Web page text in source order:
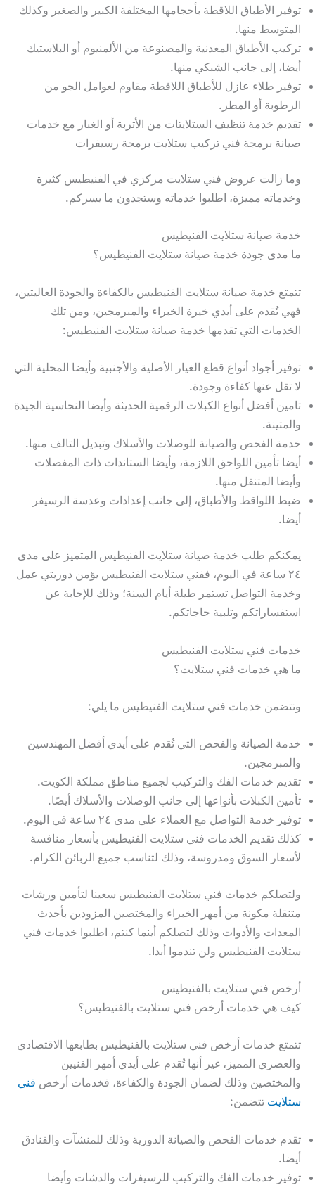
توفير الأطباق اللاقطة بأحجامها المختلفة الكبير والصغير وكذلك
المتوسط منها.
تركيب الأطباق المعدنية والمصنوعة من الألمنيوم أو البلاستيك
أيضا، إلى جانب الشبكي منها.
توفير طلاء عازل للأطباق اللاقطة مقاوم لعوامل الجو من
الرطوبة أو المطر.
تقديم خدمة تنظيف الستلايتات من الأتربة أو الغبار مع خدمات
صيانة برمجة فني تركيب ستلايت برمجة رسيفرات
وما زالت عروض فني ستلايت مركزي في الفنيطيس كثيرة
وخدماته مميزة، اطلبوا خدماته وستجدون ما يسركم.
خدمة صيانة ستلايت الفنيطيس
ما مدى جودة خدمة صيانة ستلايت الفنيطيس؟
تتمتع خدمة صيانة ستلايت الفنيطيس بالكفاءة والجودة العاليتين،
فهي تُقدم على أيدي خيرة الخبراء والمبرمجين، ومن تلك
الخدمات التي تقدمها خدمة صيانة ستلايت الفنيطيس:
توفير أجواد أنواع قطع الغيار الأصلية والأجنبية وأيضا المحلية التي
لا تقل عنها كفاءة وجودة.
تامين أفضل أنواع الكبلات الرقمية الحديثة وأيضا النحاسية الجيدة
والمتينة.
خدمة الفحص والصيانة للوصلات والأسلاك وتبديل التالف منها.
أيضا تأمين اللواحق اللازمة، وأيضا الستاندات ذات المفصلات
وأيضا المتنقل منها.
ضبط اللواقط والأطباق، إلى جانب إعدادات وعدسة الرسيفر
أيضا.
يمكنكم طلب خدمة صيانة ستلايت الفنيطيس المتميز على مدى
٢٤ ساعة في اليوم، ففني ستلايت الفنيطيس يؤمن دوريتي عمل
وخدمة التواصل تستمر طيلة أيام السنة؛ وذلك للإجابة عن
استفساراتكم وتلبية حاجاتكم.
خدمات فني ستلايت الفنيطيس
ما هي خدمات فني ستلايت؟
وتتضمن خدمات فني ستلايت الفنيطيس ما يلي:
خدمة الصيانة والفحص التي تُقدم على أيدي أفضل المهندسين
والمبرمجين.
تقديم خدمات الفك والتركيب لجميع مناطق مملكة الكويت.
تأمين الكبلات بأنواعها إلى جانب الوصلات والأسلاك أيضًا.
توفير خدمة التواصل مع العملاء على مدى ٢٤ ساعة في اليوم.
كذلك تقديم الخدمات فني ستلايت الفنيطيس بأسعار منافسة
لأسعار السوق ومدروسة، وذلك لتناسب جميع الزبائن الكرام.
ولتصلكم خدمات فني ستلايت الفنيطيس سعينا لتأمين ورشات
متنقلة مكونة من أمهر الخبراء والمختصين المزودين بأحدث
المعدات والأدوات وذلك لتصلكم أينما كنتم، اطلبوا خدمات فني
ستلايت الفنيطيس ولن تندموا أبدا.
أرخص فني ستلايت بالفنيطيس
كيف هي خدمات أرخص فني ستلايت بالفنيطيس؟
تتمتع خدمات أرخص فني ستلايت بالفنيطيس بطابعها الاقتصادي
والعصري المميز، غير أنها تُقدم على أيدي أمهر الفنيين
والمختصين وذلك لضمان الجودة والكفاءة، فخدمات أرخص فني
ستلايت تتضمن:
تقدم خدمات الفحص والصيانة الدورية وذلك للمنشآت والفنادق
أيضا.
توفير خدمات الفك والتركيب للرسيفرات والدشات وأيضا